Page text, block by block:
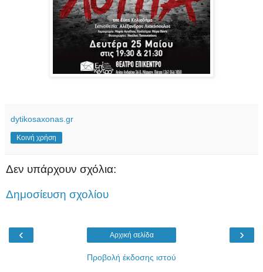
dytikosaxonas.gr
Κοινή χρήση
Δεν υπάρχουν σχόλια:
Δημοσίευση σχολίου
‹ ›
Αρχική σελίδα
Προβολή έκδοσης ιστού